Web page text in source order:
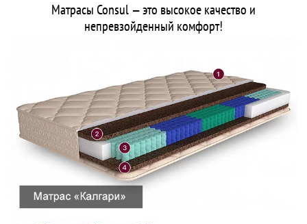
Матрасы Consul — это высокое качество и
непревзойденный комфорт!